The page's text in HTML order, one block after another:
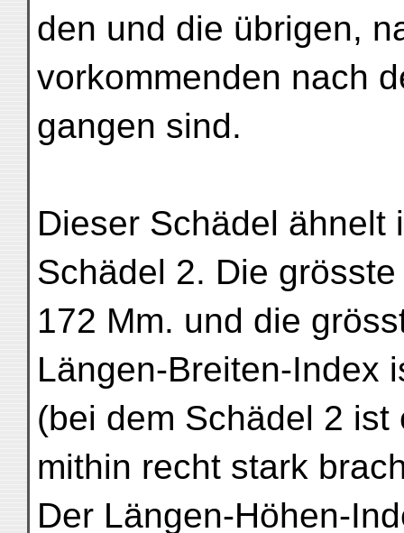
den und die übrigen,
vorkommenden nach
gangen sind.
Dieser Schädel ähnelt
Schädel 2. Die
172 Mm. und die
Längen-Breiten-Index
(bei dem Schädel 2
mithin recht stark
Der Längen-Höhen-